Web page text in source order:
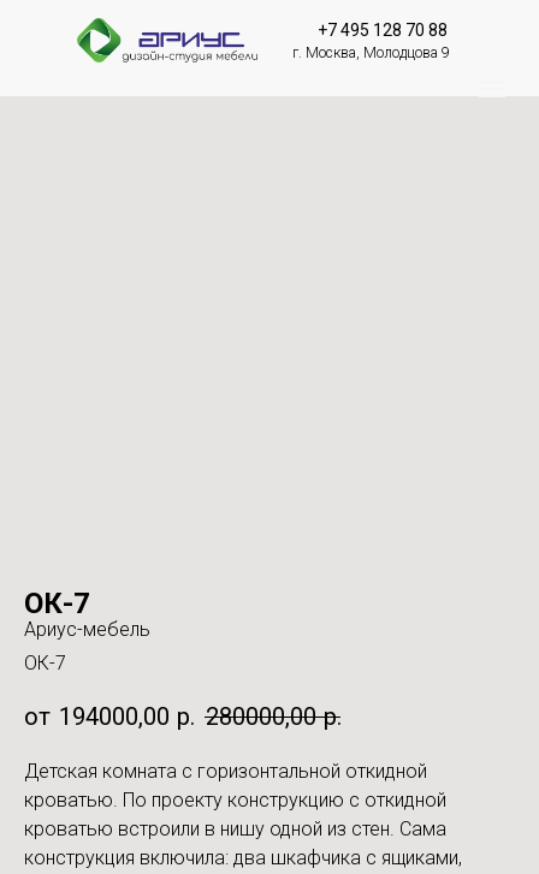
+7 495 128 70 88
г. Москва, Молодцова 9
ОК-7
Ариус-мебель
ОК-7
194000,00 р. 280000,00 р.
Детская комната с горизонтальной откидной
кроватью. По проекту конструкцию с откидной
кроватью встроили в нишу одной из стен. Сама
конструкция включила: два шкафчика с ящиками,